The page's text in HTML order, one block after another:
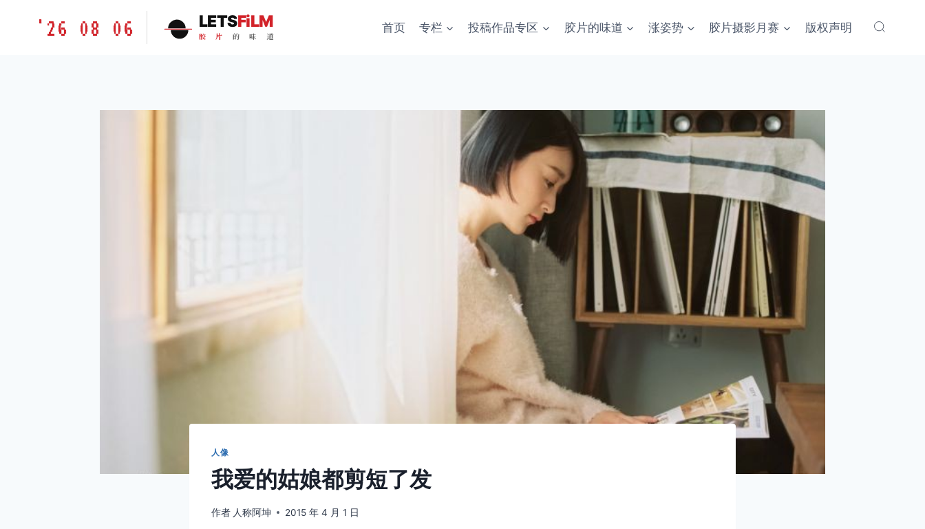
胶'26 08 06 LETSFiLM
胶 片 的 味 道
首页 专栏 投稿作品专区 胶片的味道 涨姿势 胶片摄影月赛 版权声明
人像
我爱的姑娘都剪短了发
作者 人称阿坤 2015 年 4 月 1 日